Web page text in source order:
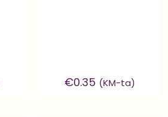
€0.35 (KM-ta)